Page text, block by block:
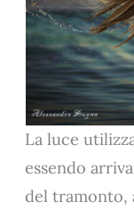
La luce
essendo
del tramonto,